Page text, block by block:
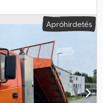
helyezés:
2 000 mm, szín:fehér,
(ESP),
5 fokozatú kézi
elektromos
csörlő, emelővilla,
7.140 mm, teljes szélesség:
mm, tengelytáv: 3.600 mm,
kg Az elírás, köztes
Crsdpfep Ntvlox Acgof
Apróhirdetés